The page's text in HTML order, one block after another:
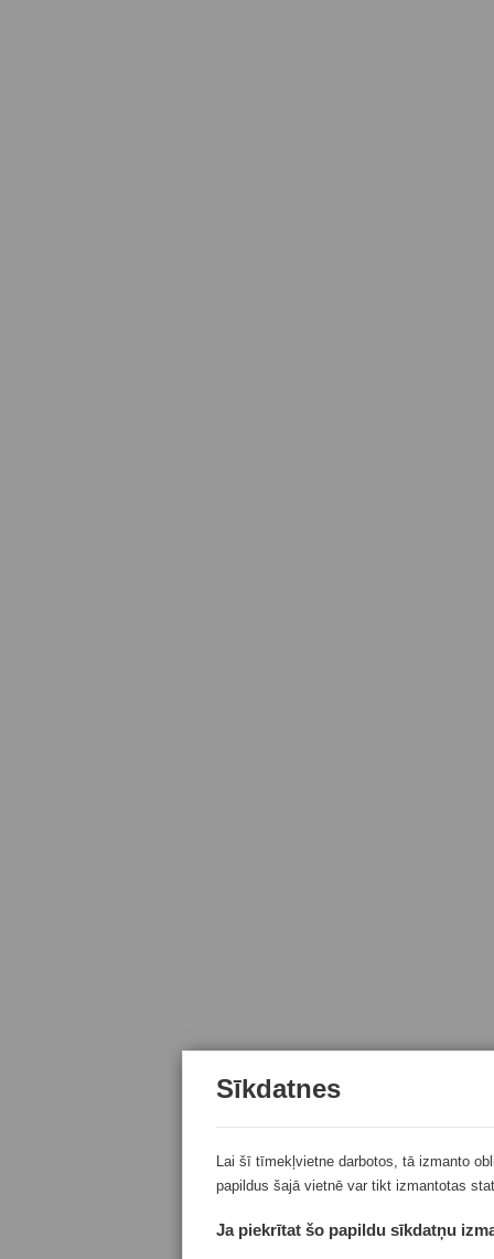
Sīkdatnes
Lai šī tīmekļvietne darbotos, tā izmanto
papildus šajā vietnē var tikt izmantotas
Ja piekrītat šo papildu sīkdatņu